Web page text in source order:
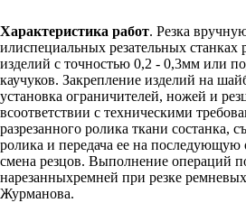
Характеристика работ. Резка
илиспециальных резательных станках
изделий с точностью 0,2 - 0,3мм или
каучуков. Закрепление изделий на
установка ограничителей, ножей и
всоответствии с техническими
разрезанного ролика ткани состанка,
ролика и передача ее на последующую
смена резцов. Выполнение операций
нарезанныхремней при резке
Журманова.